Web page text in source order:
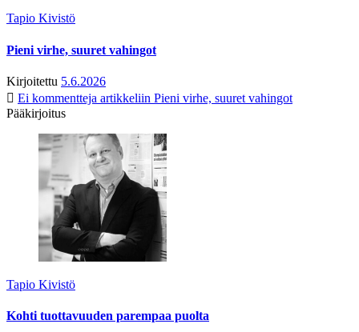
Tapio Kivistö
Pieni virhe, suuret vahingot
Kirjoitettu 5.6.2026
Ei kommentteja artikkeliin Pieni virhe, suuret vahingot
Pääkirjoitus
Tapio Kivistö
Kohti tuottavuuden parempaa puolta